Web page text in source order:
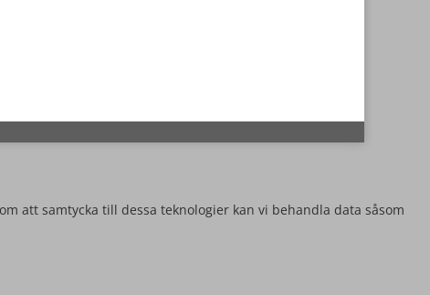
att samtycka till dessa teknologier kan vi behandla data såsom